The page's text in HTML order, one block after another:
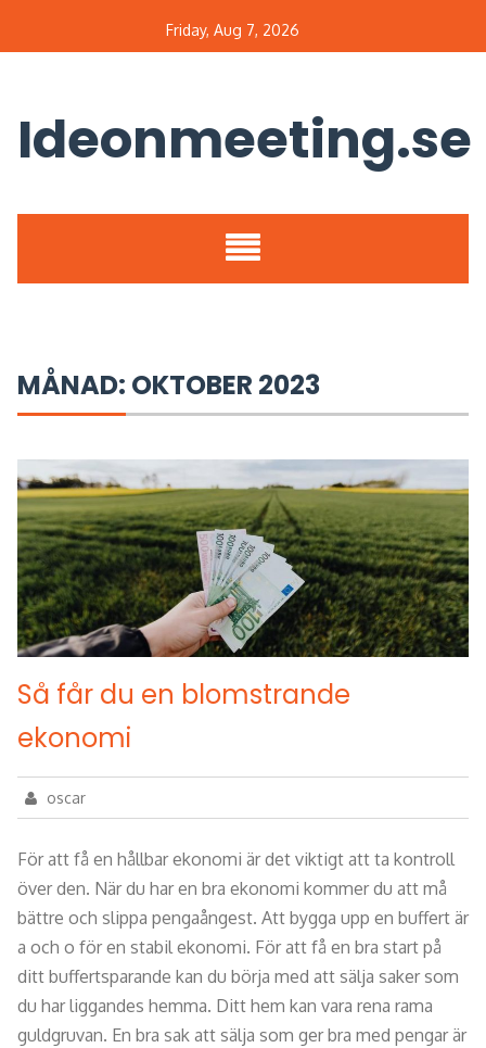
Friday, Aug 7, 2026
Ideonmeeting.se
MÅNAD: OKTOBER 2023
Så får du en blomstrande
ekonomi
oscar
För att få en hållbar ekonomi är det viktigt att ta kontroll
över den. När du har en bra ekonomi kommer du att må
bättre och slippa pengaångest. Att bygga upp en buffert är
a och o för en stabil ekonomi. För att få en bra start på
ditt buffertsparande kan du börja med att sälja saker som
du har liggandes hemma. Ditt hem kan vara rena rama
guldgruvan. En bra sak att sälja som ger bra med pengar är